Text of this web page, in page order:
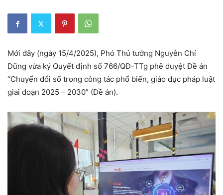
Mới đây (ngày 15/4/2025), Phó Thủ tướng Nguyễn Chí
Dũng vừa ký Quyết định số 766/QĐ-TTg phê duyệt Đề án
“Chuyển đổi số trong công tác phổ biến, giáo dục pháp luật
giai đoạn 2025 – 2030” (Đề án).